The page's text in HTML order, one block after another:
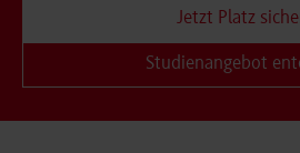
Jetzt Platz
Studienangebot